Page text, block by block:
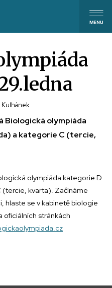
Kulhánek
Biologická olympiáda
a kategorie C (tercie,
olympiáda kategorie D
kvarta). Začínáme
hlaste se v kabinetě biologie
oficiálních stránkách